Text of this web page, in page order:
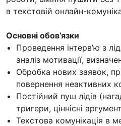
в текстовій онлайн-
Основні обов’язки
Проведення інтерв’ю з
аналіз мотивації,
Обробка нових заявок,
повернення неактивних
Постійний пуш лідів
тригери, ціннісні
Текстова комунікація в